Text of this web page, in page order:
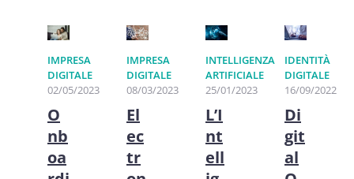
IMPRESA
DIGITALE
02/05/2023
O
nb
oa
IMPRESA
DIGITALE
08/03/2023
El
ec
tr
INTELLIGENZA
ARTIFICIALE
25/01/2023
L’I
nt
ell
IDENTITÀ
DIGITALE
16/09/2022
Di
git
al